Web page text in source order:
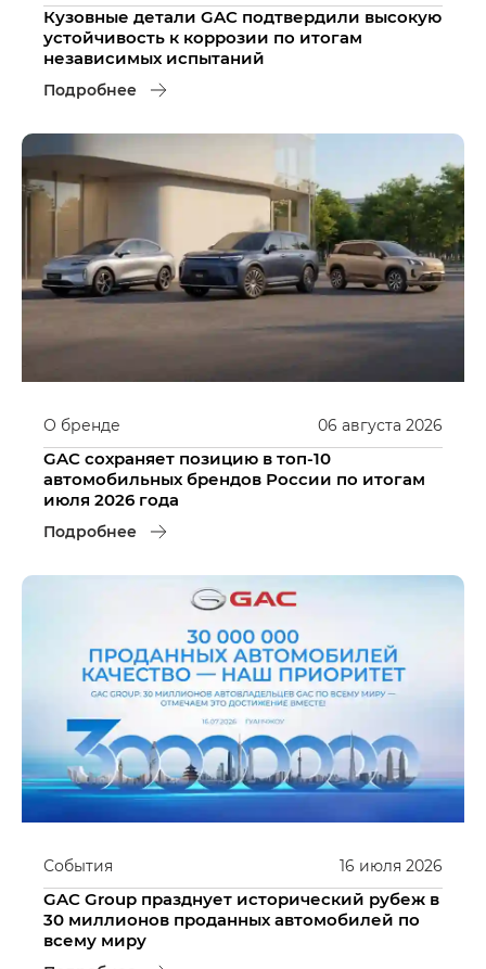
Кузовные детали GAC подтвердили высокую
устойчивость к коррозии по итогам
независимых испытаний
Подробнее
06 августа 2026
О бренде
GAC сохраняет позицию в топ-10
автомобильных брендов России по итогам
июля 2026 года
Подробнее
16 июля 2026
События
GAC Group празднует исторический рубеж в
30 миллионов проданных автомобилей по
всему миру